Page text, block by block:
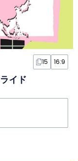
15 16:9
イド